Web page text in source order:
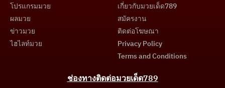
โปรแกรมมวย
ผลมวย
ข่าวมวย
ไฮไลท์มวย
เกี่ยวกับมวยเด็ด789
สมัครงาน
ติดต่อโฆษณา
Privacy Policy
Terms and Conditions
ช่องทางติดต่อมวยเด็ด789